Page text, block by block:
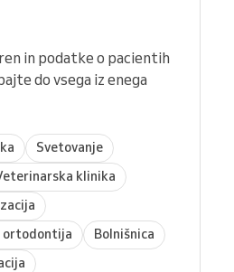
in podatke o pacientih
do vsega iz enega
Svetovanje
klinika
ortodontija
Bolnišnica